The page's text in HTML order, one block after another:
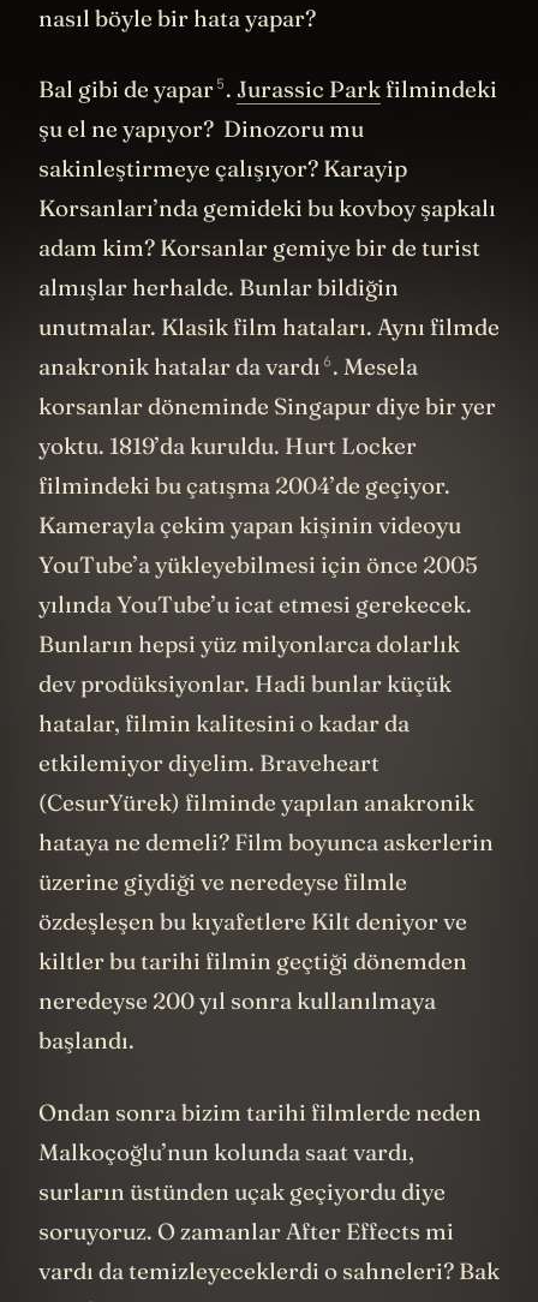
nasıl böyle bir hata yapar?
Bal gibi de yapar5. Jurassic Park filmindeki
şu el ne yapıyor? Dinozoru mu
sakinleştirmeye çalışıyor? Karayip
Korsanları’nda gemideki bu kovboy şapkalı
adam kim? Korsanlar gemiye bir de turist
almışlar herhalde. Bunlar bildiğin
unutmalar. Klasik film hataları. Aynı filmde
anakronik hatalar davardı 6. Mesela
korsanlar döneminde Singapur diye bir yer
yoktu. 1819’da kuruldu. Hurt Locker
filmindeki bu çatışma 2004’de geçiyor.
Kamerayla çekim yapan kişinin videoyu
YouTube’a yükleyebilmesi için önce 2005
yılında YouTube’u icat etmesi gerekecek.
Bunların hepsi yüz milyonlarca dolarlık
dev prodüksiyonlar. Hadi bunlar küçük
hatalar, filmin kalitesini o kadar da
etkilemiyor diyelim. Braveheart
(CesurYürek) filminde yapılan anakronik
hataya ne demeli? Film boyunca askerlerin
üzerine giydiği ve neredeyse filmle
özdeşleşen bu kıyafetlere Kilt deniyor ve
kiltler bu tarihi filmin geçtiği dönemden
neredeyse 200 yıl sonra kullanılmaya
başlandı.
Ondan sonra bizim tarihi filmlerde neden
Malkoçoğlu’nun kolunda saat vardı,
surların üstünden uçak geçiyordu diye
soruyoruz. O zamanlar After Effects mi
vardı da temizleyeceklerdi o sahneleri? Bak